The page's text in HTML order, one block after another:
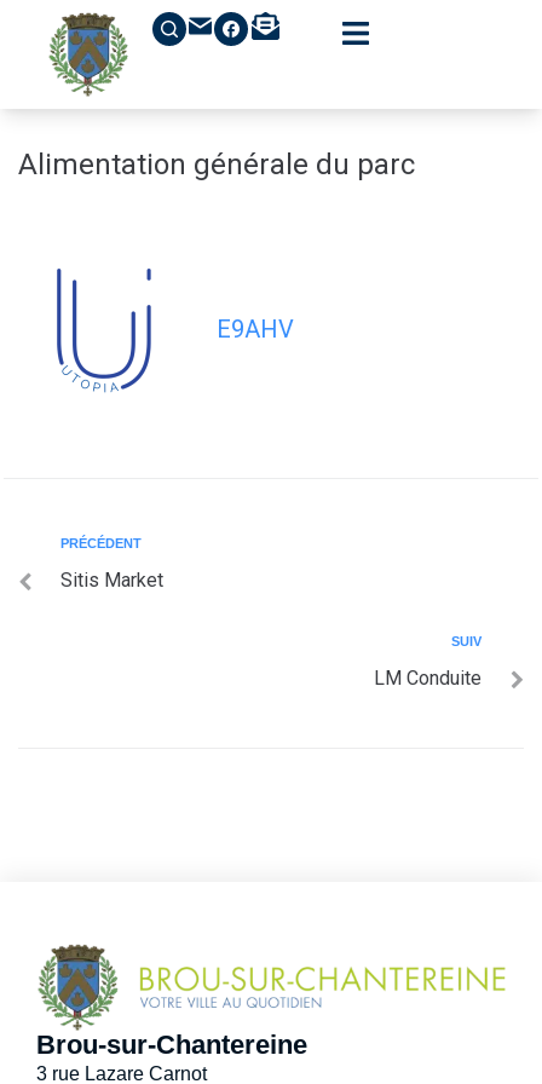
principal
Alimentation générale du parc
E9AHV
PRÉCÉDENT
Sitis Market
SUIV
LM Conduite
Brou-sur-Chantereine
3 rue Lazare Carnot